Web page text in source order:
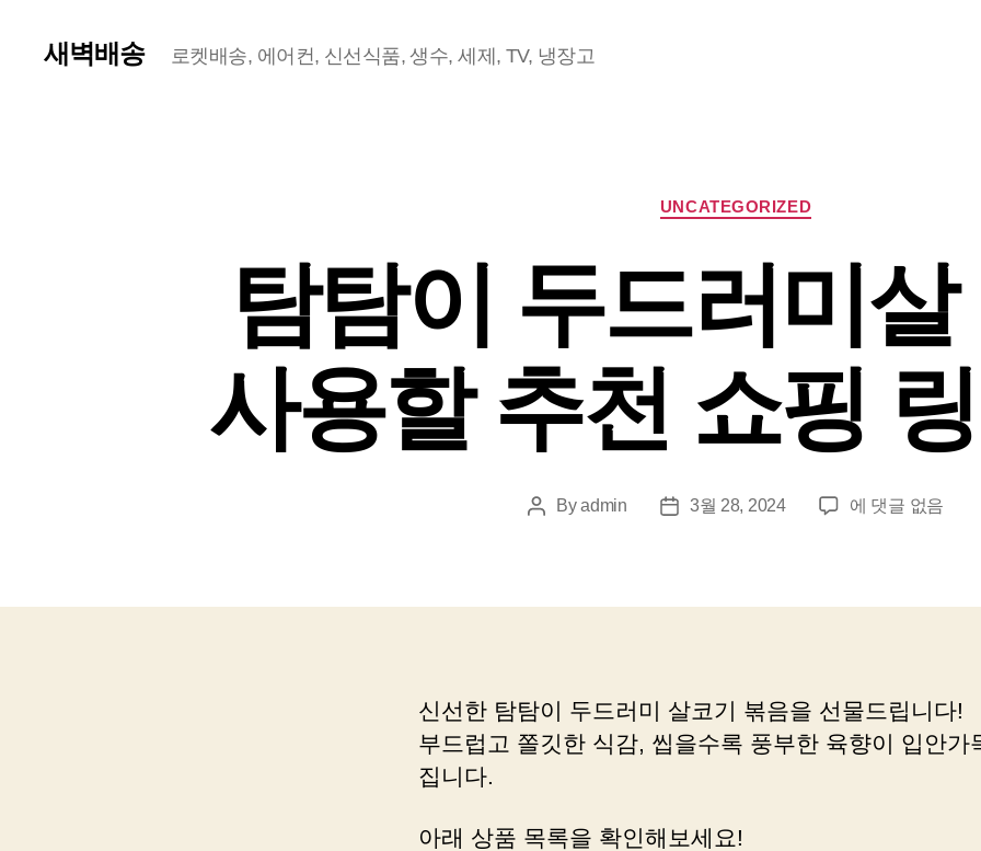
새벽배송 로켓배송, 에어컨, 신선식품, 생수, 세제, TV, 냉장고
Categories
UNCATEGORIZED
탐탐이 두드러미
사용할 추천 쇼핑
PostByadmin
Post3월 28, 2024
탐
드
볶
음
에 댓글 없음
신선한 탐탐이 두드러미 살코기 볶음을 선물드립니다!
부드럽고 쫄깃한 식감, 씹을수록 풍부한 육향이 입안가
집니다.
아래 상품 목록을 확인해보세요!